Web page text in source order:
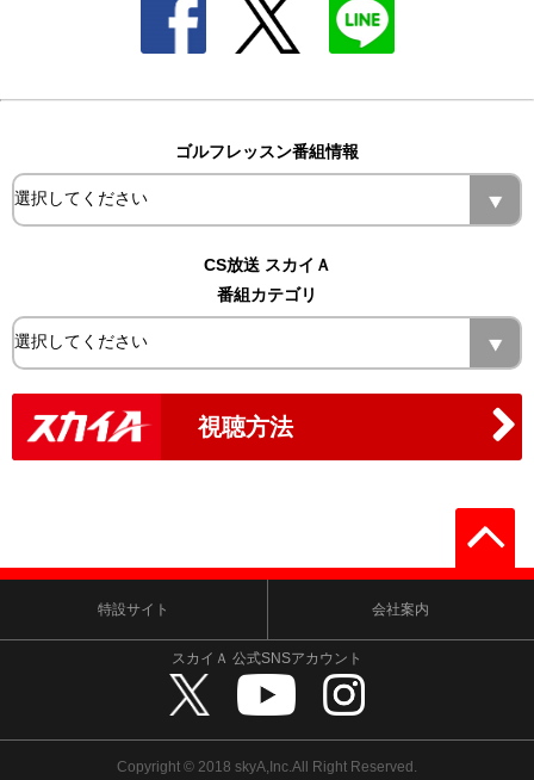
ゴルフレッスン番組情報
CS放送 スカイＡ
番組カテゴリ
視聴方法
特設サイト 会社案内
スカイＡ 公式SNSアカウント
Copyright © 2018 skyA,Inc.All Right Reserved.